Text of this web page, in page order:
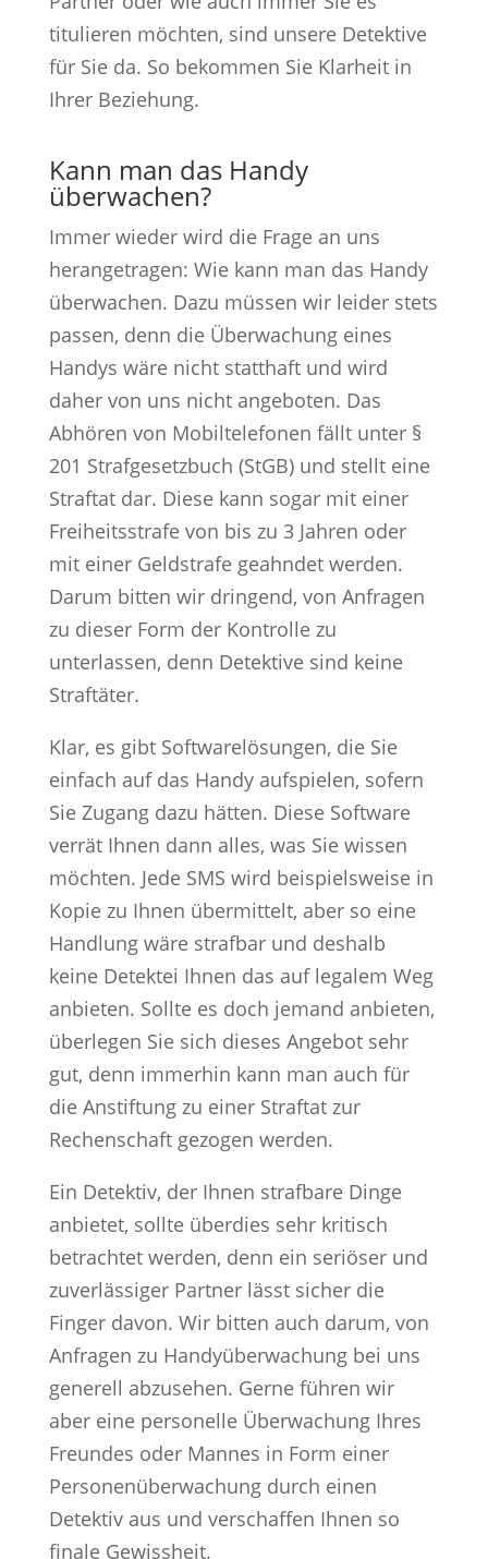
titulieren möchten, sind unsere Detektive
für Sie da. So bekommen Sie Klarheit in
Ihrer Beziehung.
Kann man das Handy
überwachen?
Immer wieder wird die Frage an uns
herangetragen: Wie kann man das Handy
überwachen. Dazu müssen wir leider stets
passen, denn die Überwachung eines
Handys wäre nicht statthaft und wird
daher von uns nicht angeboten. Das
Abhören von Mobiltelefonen fällt unter §
201 Strafgesetzbuch (StGB) und stellt eine
Straftat dar. Diese kann sogar mit einer
Freiheitsstrafe von bis zu 3 Jahren oder
mit einer Geldstrafe geahndet werden.
Darum bitten wir dringend, von Anfragen
zu dieser Form der Kontrolle zu
unterlassen, denn Detektive sind keine
Straftäter.
Klar, es gibt Softwarelösungen, die Sie
einfach auf das Handy aufspielen, sofern
Sie Zugang dazu hätten. Diese Software
verrät Ihnen dann alles, was Sie wissen
möchten. Jede SMS wird beispielsweise in
Kopie zu Ihnen übermittelt, aber so eine
Handlung wäre strafbar und deshalb
keine Detektei Ihnen das auf legalem Weg
anbieten. Sollte es doch jemand anbieten,
überlegen Sie sich dieses Angebot sehr
gut, denn immerhin kann man auch für
die Anstiftung zu einer Straftat zur
Rechenschaft gezogen werden.
Ein Detektiv, der Ihnen strafbare Dinge
anbietet, sollte überdies sehr kritisch
betrachtet werden, denn ein seriöser und
zuverlässiger Partner lässt sicher die
Finger davon. Wir bitten auch darum, von
Anfragen zu Handyüberwachung bei uns
generell abzusehen. Gerne führen wir
aber eine personelle Überwachung Ihres
Freundes oder Mannes in Form einer
Personenüberwachung durch einen
Detektiv aus und verschaffen Ihnen so
finale Gewissheit.